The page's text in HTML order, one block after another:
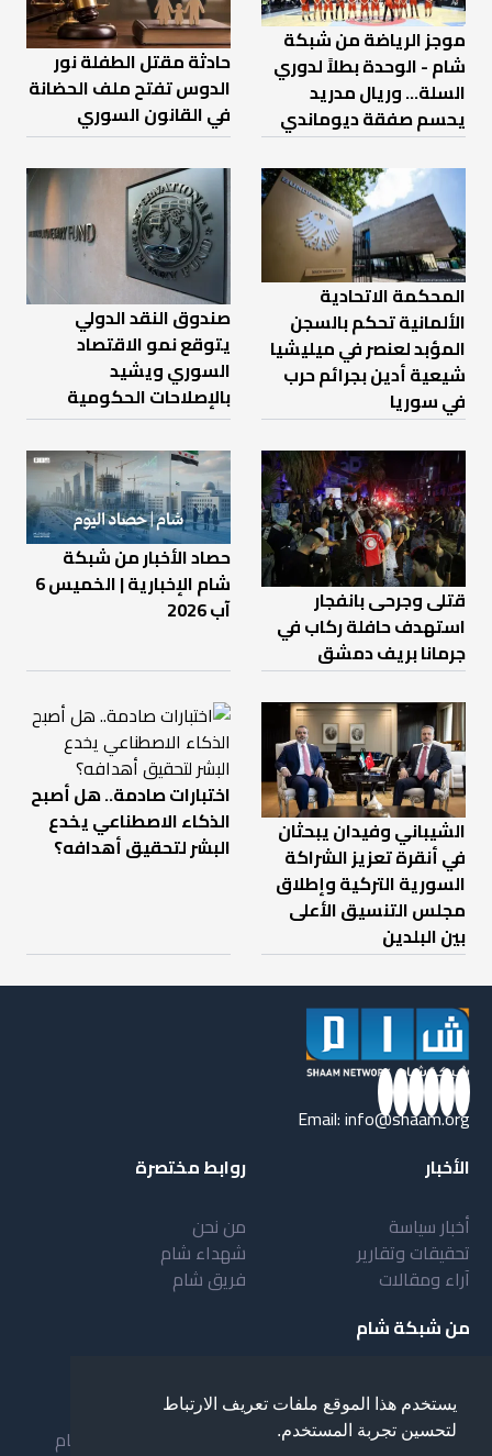
يستخدم هذا الموقع ملفات تعريف الارتباط
لتحسين تجربة المستخدم.
موجز الرياضة من شبكة
شام - الوحدة بطلاً لدوري
السلة... وريال مدريد
يحسم صفقة ديوماندي
حادثة مقتل الطفلة نور
الدوس تفتح ملف الحضانة
في القانون السوري
المحكمة الاتحادية
الألمانية تحكم بالسجن
المؤبد لعنصر في ميليشيا
شيعية أدين بجرائم حرب
في سوريا
صندوق النقد الدولي
يتوقع نمو الاقتصاد
السوري ويشيد
بالإصلاحات الحكومية
قتلى وجرحى بانفجار
استهدف حافلة ركاب في
جرمانا بريف دمشق
حصاد الأخبار من شبكة
شام الإخبارية | الخميس 6
آب 2026
الشيباني وفيدان يبحثان
في أنقرة تعزيز الشراكة
السورية التركية وإطلاق
مجلس التنسيق الأعلى
بين البلدين
اختبارات صادمة.. هل أصبح
الذكاء الاصطناعي يخدع
البشر لتحقيق أهدافه؟
Email:info@shaam.org
الأخبار
أخبار سياسة
تحقيقات وتقارير
آراء ومقالات
روابط مختصرة
من نحن
شهداء شام
فريق شام
من شبكة شام
خدمات شبكة شام
المستفيدون من الشبكة
مقدمة عن شبكة شام
نظام العمل في شبكة شام